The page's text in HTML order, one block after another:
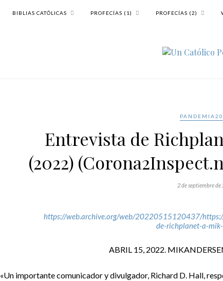
BIBLIAS CATÓLICAS PROFECÍAS (1) PROFECÍAS (2)
Entrevista de
(2022)
2 de septiembre de
https://web.archive.org/web/20220515120437/
de-richplanet-a-
ABRIL 15, 2022.
«Un importante comunicador y divulgador, Richard D. Hall,